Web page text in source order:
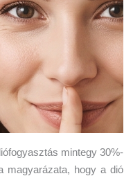
mintegy 30%-
magyarázata, hogy a dió